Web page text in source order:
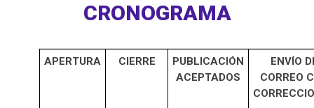
CRONOGRAMA
APERTURA CIERRE
PUBLICACIÓN
ACEPTADOS
ENVÍO
CORREO